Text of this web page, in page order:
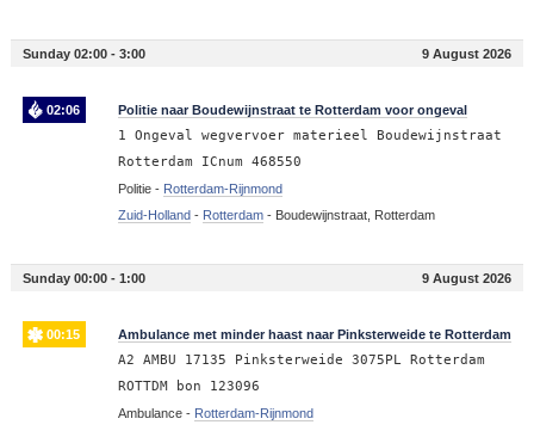
Sunday 02:00 - 3:00 9 August 2026
02:06 Politie naar Boudewijnstraat te Rotterdam voor ongeval
1 Ongeval wegvervoer materieel Boudewijnstraat
Rotterdam ICnum 468550
Politie - Rotterdam-Rijnmond
Zuid-Holland- Rotterdam- Boudewijnstraat, Rotterdam
Sunday 00:00 - 1:00 9 August 2026
00:15 Ambulance met minder haast naar Pinksterweide te Rotterdam
A2 AMBU 17135 Pinksterweide 3075PL Rotterdam
ROTTDM bon 123096
Ambulance - Rotterdam-Rijnmond